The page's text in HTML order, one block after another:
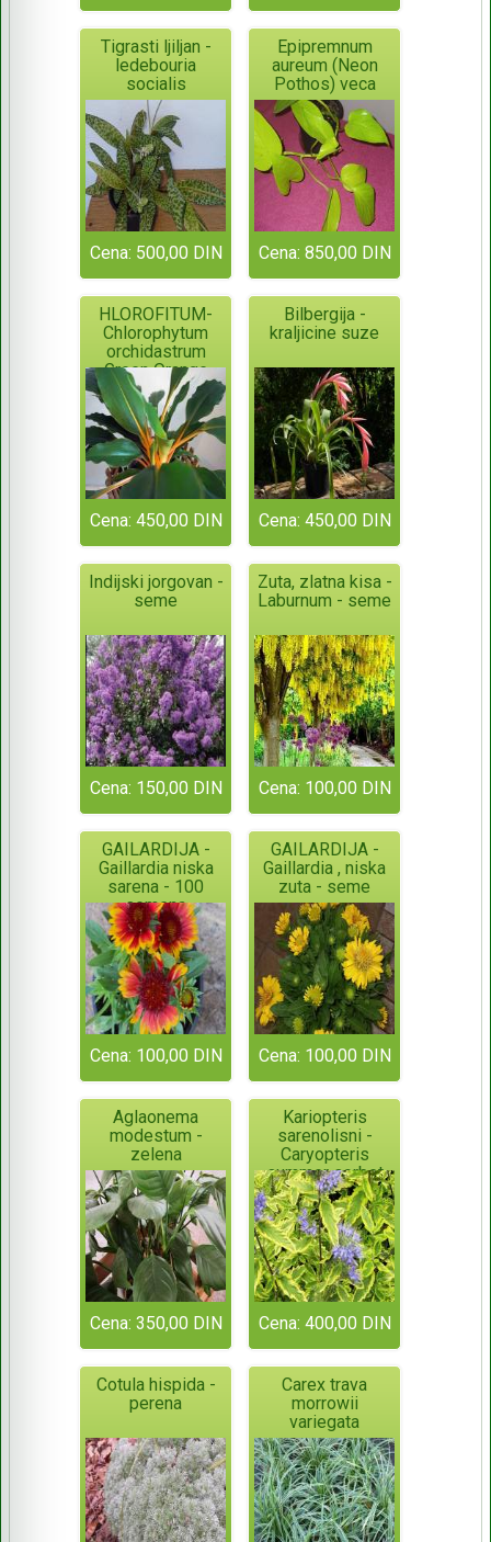
Tigrasti ljiljan -
ledebouria
socialis
Cena: 500,00 DIN
Epipremnum
aureum (Neon
Pothos) veca
Cena: 850,00 DIN
HLOROFITUM-
Chlorophytum
orchidastrum
Green Orange
Cena: 450,00 DIN
Bilbergija -
kraljicine suze
Cena: 450,00 DIN
Indijski jorgovan -
seme
Cena: 150,00 DIN
Zuta, zlatna kisa -
Laburnum - seme
Cena: 100,00 DIN
GAILARDIJA -
Gaillardia niska
sarena - 100
semena
Cena: 100,00 DIN
GAILARDIJA -
Gaillardia , niska
zuta - seme
Cena: 100,00 DIN
Aglaonema
modestum -
zelena
Cena: 350,00 DIN
Kariopteris
sarenolisni -
Caryopteris
summer sorbet
Cena: 400,00 DIN
Cotula hispida -
perena
Carex trava
morrowii
variegata